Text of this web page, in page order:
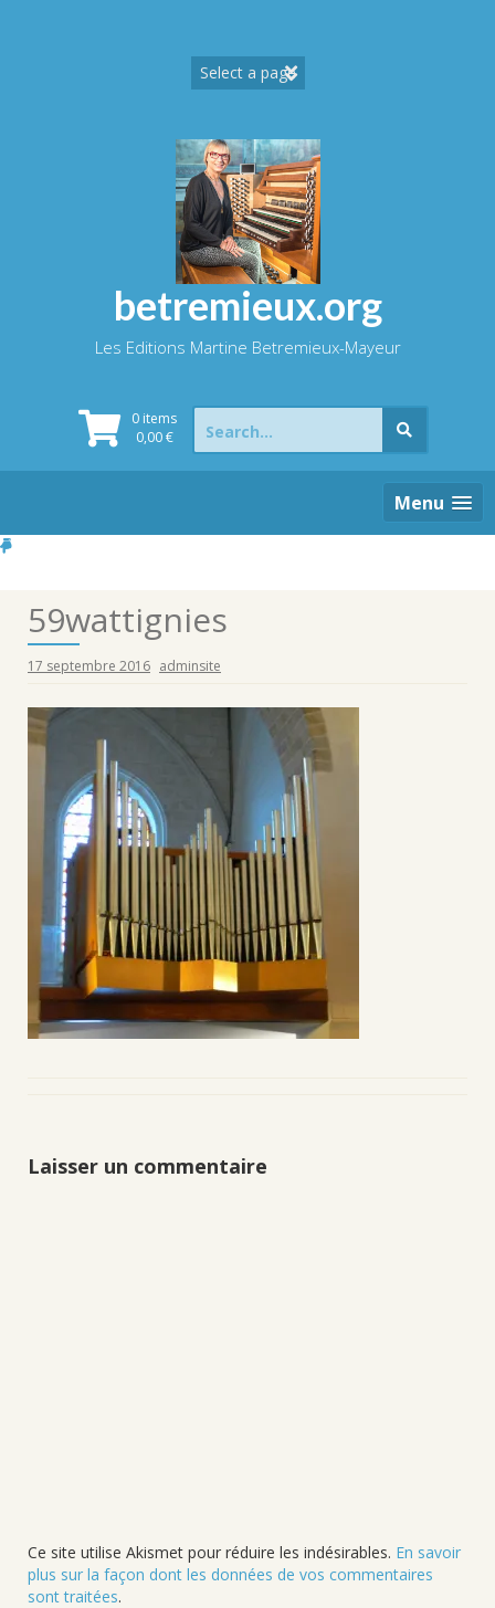
betremieux.org
Les Editions Martine Betremieux-Mayeur
0 items
0,00€
Search
for:
Menu
59wattignies
17 septembre 2016 adminsite
Laisser un commentaire
Ce site utilise Akismet pour réduire les indésirables. En savoir
plus sur la façon dont les données de vos commentaires
sont traitées.